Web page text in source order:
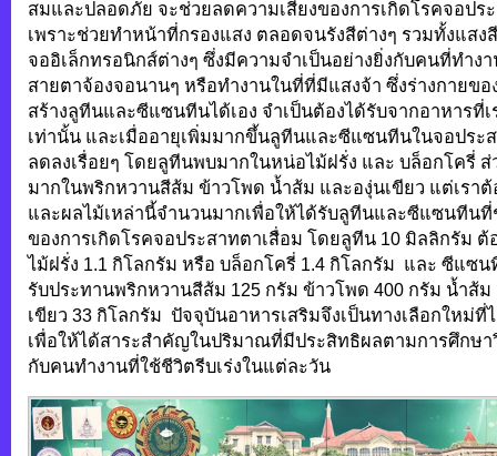
สมและปลอดภัย จะช่วยลดความเสี่ยงของการเกิดโรคจอปร
เพราะช่วยทำหน้าที่กรองแสง ตลอดจนรังสีต่างๆ รวมทั้งแส
จออิเล็กทรอนิกส์ต่างๆ ซึ่งมีความจำเป็นอย่างยิ่งกับคนที่ทำง
สายตาจ้องจอนานๆ หรือทำงานในที่ที่มีแสงจ้า ซึ่งร่างกายขอ
สร้างลูทีนและซีแซนทีนได้เอง จำเป็นต้องได้รับจากอาหารที่
เท่านั้น และเมื่ออายุเพิ่มมากขึ้นลูทีนและซีแซนทีนในจอประ
ลดลงเรื่อยๆ โดยลูทีนพบมากในหน่อไม้ฝรั่ง และ บล็อกโครี่
มากในพริกหวานสีส้ม ข้าวโพด น้ำส้ม และองุ่นเขียว แต่เรา
และผลไม้เหล่านี้จำนวนมากเพื่อให้ได้รับลูทีนและซีแซนทีนที่
ของการเกิดโรคจอประสาทตาเสื่อม โดยลูทีน 10 มิลลิกรัม
ไม้ฝรั่ง 1.1 กิโลกรัม หรือ บล็อกโครี่ 1.4 กิโลกรัม และ ซีแซ
รับประทานพริกหวานสีส้ม 125 กรัม ข้าวโพด 400 กรัม น้ำส้ม
เขียว 33 กิโลกรัม ปัจจุบันอาหารเสริมจึงเป็นทางเลือกใหม่
เพื่อให้ได้สาระสำคัญในปริมาณที่มีประสิทธิผลตามการศึกษา
กับคนทำงานที่ใช้ชีวิตรีบเร่งในแต่ละวัน